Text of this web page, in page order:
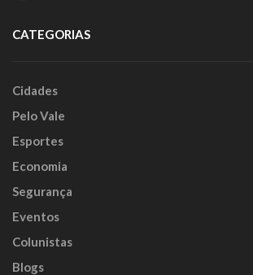
CATEGORIAS
Cidades
Pelo Vale
Esportes
Economia
Segurança
Eventos
Colunistas
Blogs